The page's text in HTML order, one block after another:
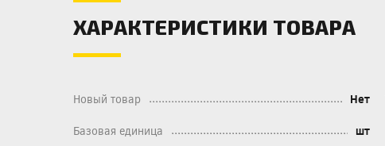
ХАРАКТЕРИСТИКИ ТОВАРА
Новый товар Нет
Базовая единица шт